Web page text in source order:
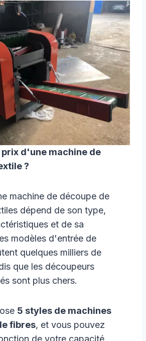
prix d'une machine de
?
machine de découpe de
dépend de son type,
et de sa
modèles d'entrée de
quelques milliers de
que les découpeurs
sont plus chers.
5 styles de machines
fibres, et vous pouvez
de votre capacité